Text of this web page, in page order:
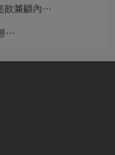
飲兼顧內⋯
⋯